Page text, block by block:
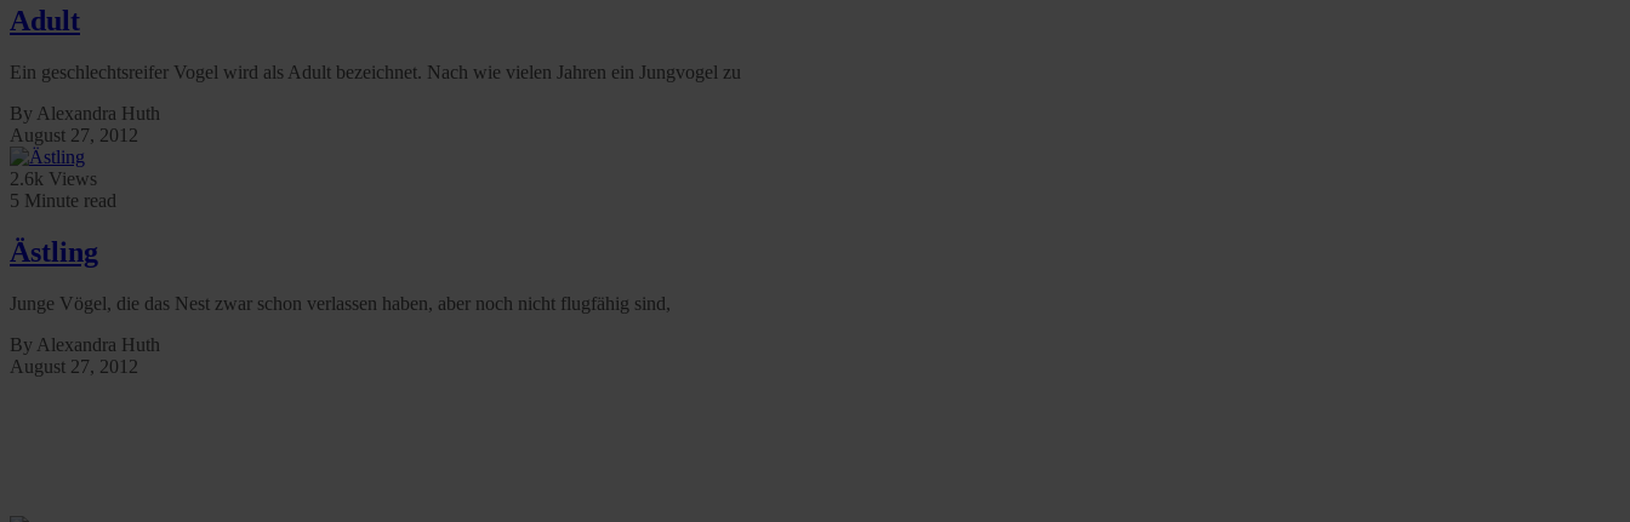
Adult
Ein geschlechtsreifer Vogel wird als Adult bezeichnet. Nach wie vielen Jahren ein Jungvogel zu
By Alexandra Huth
August 27, 2012
2.6k Views
5 Minute read
Ästling
Junge Vögel, die das Nest zwar schon verlassen haben, aber noch nicht flugfähig sind,
By Alexandra Huth
August 27, 2012